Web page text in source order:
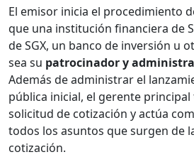
El emisor inicia el procedimiento
que una institución financiera de
de SGX, un banco de inversión u
sea su patrocinador y
Además de administrar el
pública inicial, el gerente principal
solicitud de cotización y actúa
todos los asuntos que surgen de
cotización.